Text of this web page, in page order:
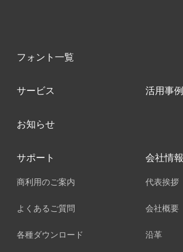
フォント一覧
サービス 活用事例
お知らせ
サポート
商利用のご案内
よくあるご質問
各種ダウンロード
会社情報
代表挨拶
会社概要
沿革